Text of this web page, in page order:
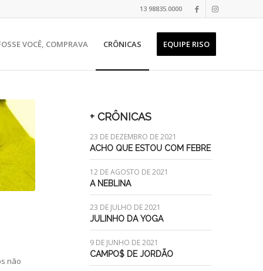
13 98835.0000
VOCÊ, COMPRAVA CRÔNICAS EQUIPE RISO
não
+ CRÔNICAS
23 DE DEZEMBRO DE 2021
ACHO QUE ESTOU COM FEBRE
12 DE AGOSTO DE 2021
A NEBLINA
23 DE JULHO DE 2021
JULINHO DA YOGA
9 DE JUNHO DE 2021
CAMPO$ DE JORDÃO